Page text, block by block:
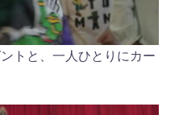
トと、一人ひとりにカー